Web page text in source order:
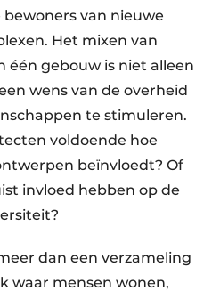
van nieuwe
Het mixen van
één gebouw is niet alleen
wens van de overheid
te stimuleren.
voldoende hoe
beïnvloedt? Of
invloed hebben op de
dan een verzameling
waar mensen wonen,